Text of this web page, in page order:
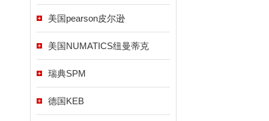
美国pearson皮尔逊
美国NUMATICS纽曼蒂克
瑞典SPM
德国KEB